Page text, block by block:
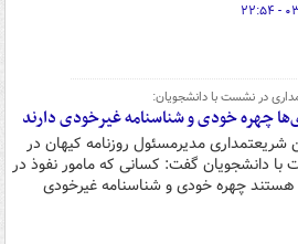
در نشست با دانشجویان:
چهره خودی و شناسنامه غیرخودی دارند
مدیرمسئول روزنامه کیهان در
دانشجویان گفت: کسانی که مامور نفوذ در
هستند چهره خودی و شناسنامه غیرخودی